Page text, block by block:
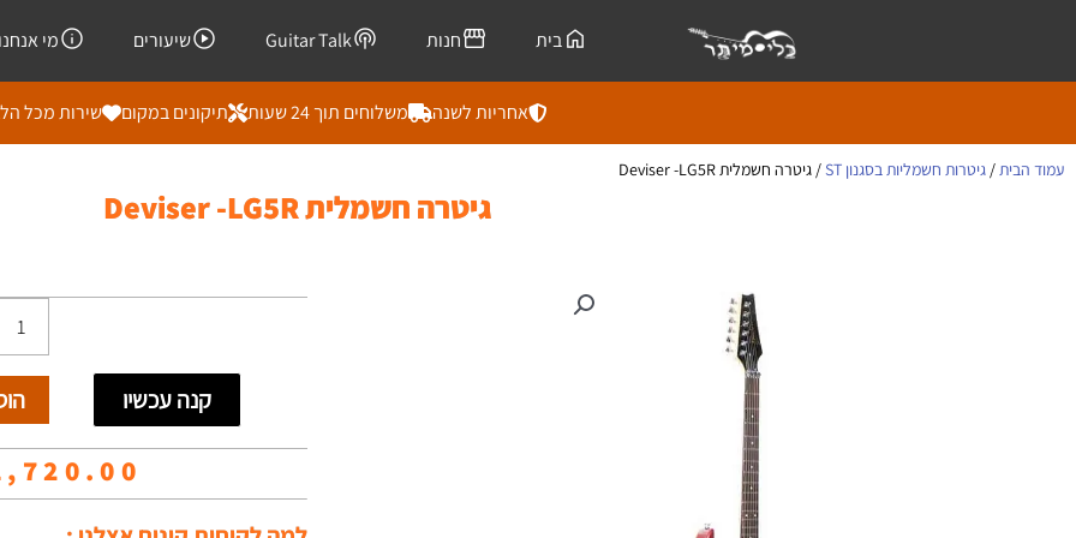
בית חנות Guitar Talk שיעורים מי אנחנו
אחריות לשנה משלוחים תוך 24 שעות תיקונים במקום שירות מכל
עמוד הבית/ גיטרות חשמליות בסגנון ST / גיטרה חשמלית Deviser -LG5R
גיטרה חשמלית Deviser -LG5R
קנה עכשיו
כמות
של
גיטרה
Deviser